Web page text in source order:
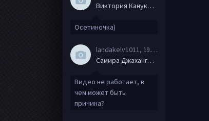
Виктория Канукова
Осетиночка)
landakelv1011 , 19.06.20
Самира Джахангирова
Видео не работает, в
чем может быть
причина?